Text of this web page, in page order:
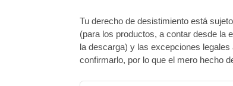
Tu derecho de desistimiento está
(para los productos, a contar desde la
la descarga) y las excepciones
confirmarlo, por lo que el mero hecho